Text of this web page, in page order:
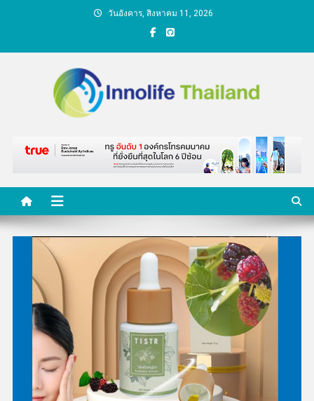
วันอังคาร, สิงหาคม 11, 2026
คนกับความคิด ชีวิตกับ
นวัตกรรม